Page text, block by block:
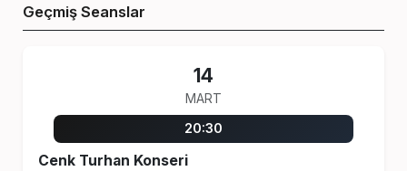
Geçmiş Seanslar
14
MART
20:30
Cenk Turhan Konseri